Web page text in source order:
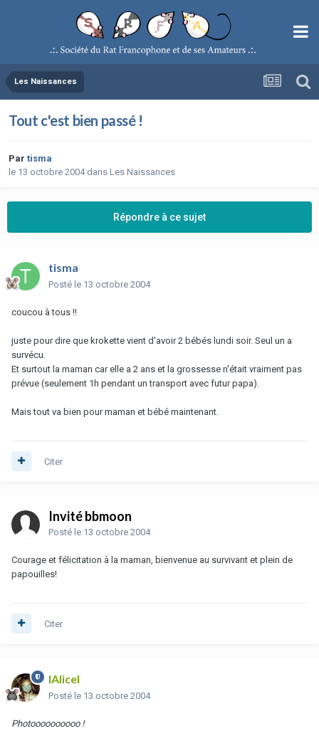
Les Naissances
Tout c'est bien passé !
Par tisma
le 13 octobre 2004dans Les Naissances
Répondre à ce sujet
tisma
Posté le 13 octobre 2004
coucou à tous !!
juste pour dire que krokette vient d'avoir 2 bébés lundi soir. Seul un a
survécu.
Et surtout la maman car elle a 2 ans et la grossesse n'était vraiment pas
prévue (seulement 1h pendant un transport avec futur papa).
Mais tout va bien pour maman et bébé maintenant.
Citer
Invité bbmoon
Posté le 13 octobre 2004
Courage et félicitation à la maman, bienvenue au survivant et plein de
papouilles!
Citer
lAlicel
Posté le 13 octobre 2004
Photoooooooooo !